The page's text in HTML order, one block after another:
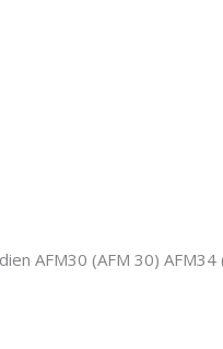
AFM30 (AFM 30) AFM34